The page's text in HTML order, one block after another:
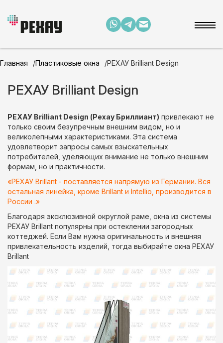
Главная Пластиковые окна РЕХАУ Brilliant Design
РЕХАУ Brilliant Design
РЕХАУ Brilliant Design (Рехау Бриллиант) привлекают не
только своим безупречным внешним видом, но и
великолепными характеристиками. Эта система
удовлетворит запросы самых взыскательных
потребителей, уделяющих внимание не только внешним
формам, но и практичности.
«РЕХАУ Brillant - поставляется напрямую из Германии. Вся
остальная линейка, кроме Brillant и Intellio, производится в
России .»
Благодаря эксклюзивной округлой раме, окна из системы
РЕХАУ Brillant популярны при остеклении загородных
коттеджей. Если Вам нужна оригинальность и внешняя
привлекательность изделий, тогда выбирайте окна РЕХАУ
Brillant